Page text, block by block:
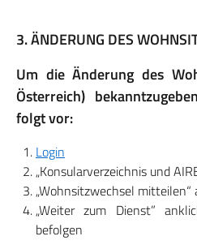
3. ÄNDERUNG DES
Um die Änderung des
Österreich)
folgt vor:
Login
„Konsularverzeichnis und
„Wohnsitzwechsel mitteilen“
„Weiter zum Dienst”
befolgen